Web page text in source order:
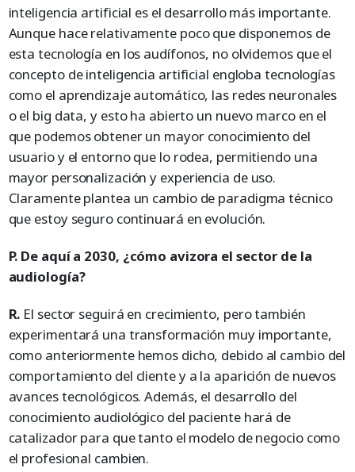
inteligencia artificial es el desarrollo más importante.
Aunque hace relativamente poco que disponemos de
esta tecnología en los audífonos, no olvidemos que el
concepto de inteligencia artificial engloba tecnologías
como el aprendizaje automático, las redes neuronales
o el big data, y esto ha abierto un nuevo marco en el
que podemos obtener un mayor conocimiento del
usuario y el entorno que lo rodea, permitiendo una
mayor personalización y experiencia de uso.
Claramente plantea un cambio de paradigma técnico
que estoy seguro continuará en evolución.
P. De aquí a 2030, ¿cómo avizora el sector de la
audiología?
R. El sector seguirá en crecimiento, pero también
experimentará una transformación muy importante,
como anteriormente hemos dicho, debido al cambio del
comportamiento del cliente y a la aparición de nuevos
avances tecnológicos. Además, el desarrollo del
conocimiento audiológico del paciente hará de
catalizador para que tanto el modelo de negocio como
el profesional cambien.